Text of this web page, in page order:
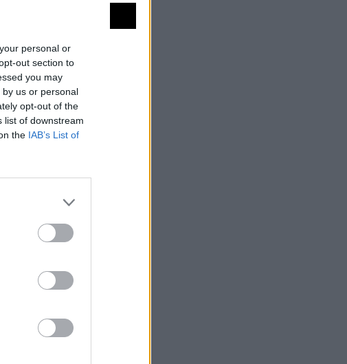
personal or
out section to
you may
us or personal
opt-out of the
list of downstream
the IAB’s List of